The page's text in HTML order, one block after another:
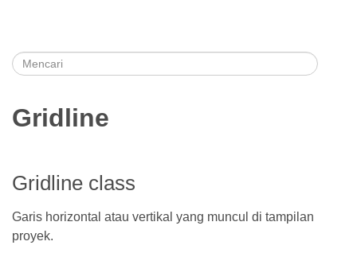
Gridline
Gridline class
Garis horizontal atau vertikal yang muncul di tampilan
proyek.